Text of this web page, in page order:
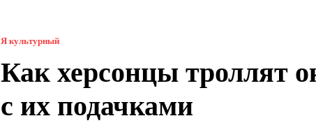
Я культурный
Как херсонцы троллят
с их подачками